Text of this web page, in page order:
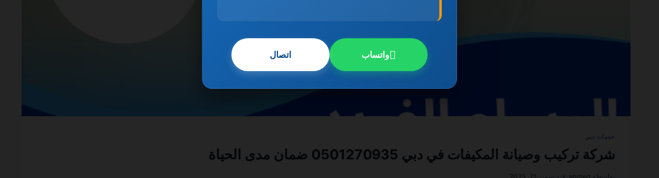
خدمات دبي
شركة تركيب وصيانة المكيفات في دبي 0501270935 ضمان مدى الحياة
واتساب اتصال